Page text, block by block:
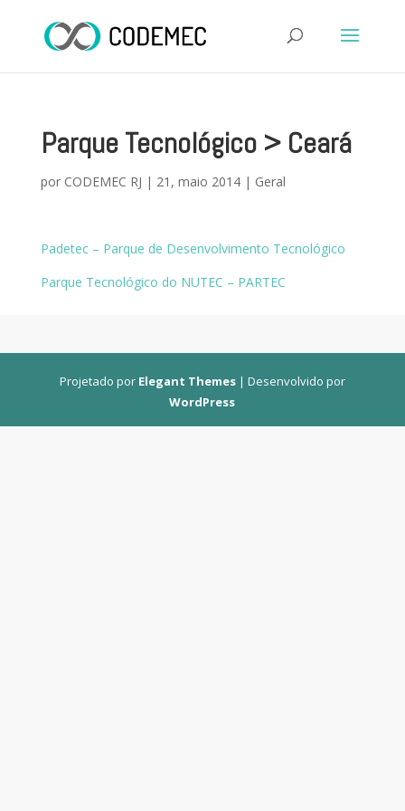
Parque Tecnológico > Ceará
por CODEMEC RJ | 21, maio 2014| Geral
Padetec – Parque de Desenvolvimento Tecnológico
Parque Tecnológico do NUTEC – PARTEC
Projetado por Elegant Themes| Desenvolvido por
WordPress